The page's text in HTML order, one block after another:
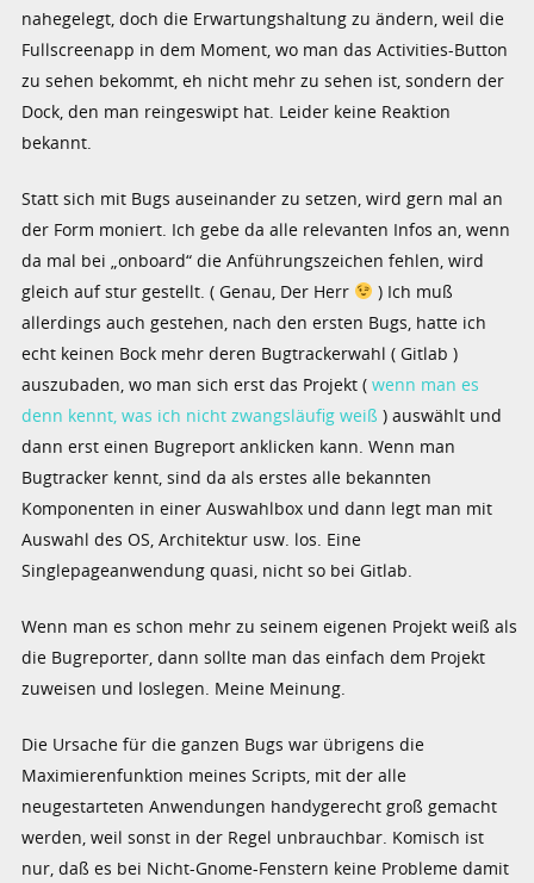
nahegelegt, doch die Erwartungshaltung zu ändern, weil die
Fullscreenapp in dem Moment, wo man das Activities-Button
zu sehen bekommt, eh nicht mehr zu sehen ist, sondern der
Dock, den man reingeswipt hat. Leider keine Reaktion
bekannt.
Statt sich mit Bugs auseinander zu setzen, wird gern mal an
der Form moniert. Ich gebe da alle relevanten Infos an, wenn
da mal bei „onboard“ die Anführungszeichen fehlen, wird
gleich auf stur gestellt. ( Genau, Der Herr
) Ich muß
allerdings auch gestehen, nach den ersten Bugs, hatte ich
echt keinen Bock mehr deren Bugtrackerwahl ( Gitlab )
auszubaden, wo man sich erst das Projekt (wenn man es
denn kennt, was ich nicht zwangsläufig weiß ) auswählt und
dann erst einen Bugreport anklicken kann. Wenn man
Bugtracker kennt, sind da als erstes alle bekannten
Komponenten in einer Auswahlbox und dann legt man mit
Auswahl des OS, Architektur usw. los. Eine
Singlepageanwendung quasi, nicht so bei Gitlab.
Wenn man es schon mehr zu seinem eigenen Projekt weiß als
die Bugreporter, dann sollte man das einfach dem Projekt
zuweisen und loslegen. Meine Meinung.
Die Ursache für die ganzen Bugs war übrigens die
Maximierenfunktion meines Scripts, mit der alle
neugestarteten Anwendungen handygerecht groß gemacht
werden, weil sonst in der Regel unbrauchbar. Komisch ist
nur, daß es bei Nicht-Gnome-Fenstern keine Probleme damit